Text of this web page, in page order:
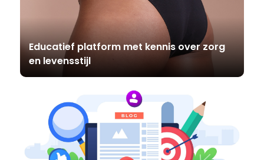
Educatief platform met kennis over zorg
en levensstijl